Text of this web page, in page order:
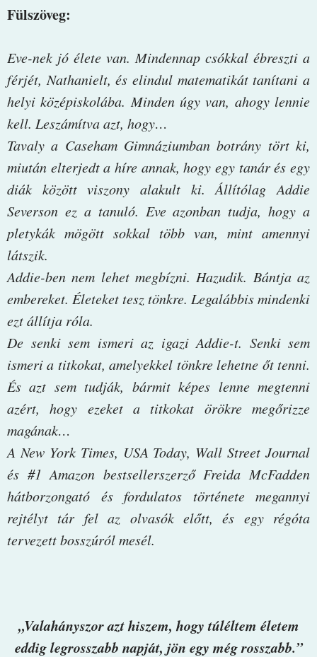
Fülszöveg:
Eve-nek jó élete van. Mindennap csókkal ébreszti a
férjét, Nathanielt, és elindul matematikát tanítani a
helyi középiskolába. Minden úgy van, ahogy lennie
kell. Leszámítva azt, hogy…
Tavaly a Caseham Gimnáziumban botrány tört ki,
miután elterjedt a híre annak, hogy egy tanár és egy
diák között viszony alakult ki. Állítólag Addie
Severson ez a tanuló. Eve azonban tudja, hogy a
pletykák mögött sokkal több van, mint amennyi
látszik.
Addie-ben nem lehet megbízni. Hazudik. Bántja az
embereket. Életeket tesz tönkre. Legalábbis mindenki
ezt állítja róla.
De senki sem ismeri az igazi Addie-t. Senki sem
ismeri a titkokat, amelyekkel tönkre lehetne őt tenni.
És azt sem tudják, bármit képes lenne megtenni
azért, hogy ezeket a titkokat örökre megőrizze
magának…
A New York Times, USA Today, Wall Street Journal
és #1 Amazon bestsellerszerző Freida McFadden
hátborzongató és fordulatos története megannyi
rejtélyt tár fel az olvasók előtt, és egy régóta
tervezett bosszúról mesél.
„Valahányszor azt hiszem, hogy túléltem életem
eddig legrosszabb napját, jön egy még rosszabb.”